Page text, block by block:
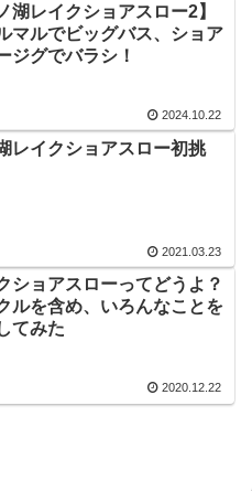
湖レイクショアスロー2】
マルでビッグバス、ショア
ジグでバラシ！
2024.10.22
レイクショアスロー初挑
2021.03.23
ショアスローってどうよ？
ルを含め、いろんなことを
てみた
2020.12.22